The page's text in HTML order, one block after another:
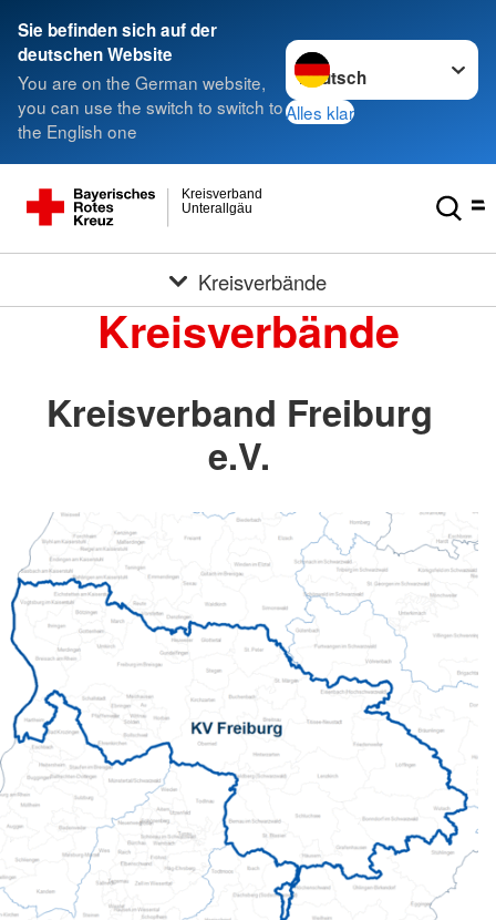
Sie befinden sich auf der
deutschen Website
You are on the German website,
you can use the switch to switch to
the English one
Sprache wechseln zu
Alles klar
Unterallgäu
Kreisverband
Kreisverbände
Kreisverbände
Kreisverband Freiburg
e.V.